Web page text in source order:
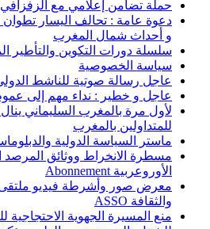
حملة تضامن إعلامي مع الزفزافي
دعوة عامة : تحالف اليسار
و أحداث شمال المغرب
سلسلة دورات التكوين والتأطير
سياسة الخصوصية
عاجل رسالة صوتية للناشط
عاجل و خطير : نداء مهم إلى
لأول مرة بالمغرب السليماني ينال
للمتداولين بالمغرب
ماستر السياسة الدولية
مسطرة الانخراط ووثائق المرصد
الأوروعربية Abonnement
معرض صور وأشرطة فيديو ملتقى
والثقافة ASSO
منع المسيرة الجهوية الاحتجاجية